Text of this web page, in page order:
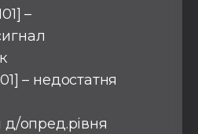
–
– недостатня
д/опред.рівня